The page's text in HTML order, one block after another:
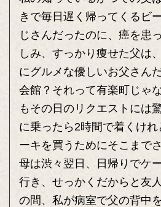
きで毎日遅く帰ってくるビ
じさんだったのに、癌を患
しみ、すっかり痩せた父は
にグルメな優しいお父さん
会館？それって有楽町じゃ
もその日のリクエストには
に乗ったら2時間で着くけ
ーキを買うためにそこまで
母は渋々翌日、日帰りでケ
行き、せっかくだからと友
の間、私が病室で父の背中